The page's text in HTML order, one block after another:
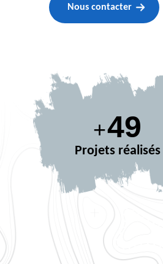
Nous contacter
+67
Projets réalisés